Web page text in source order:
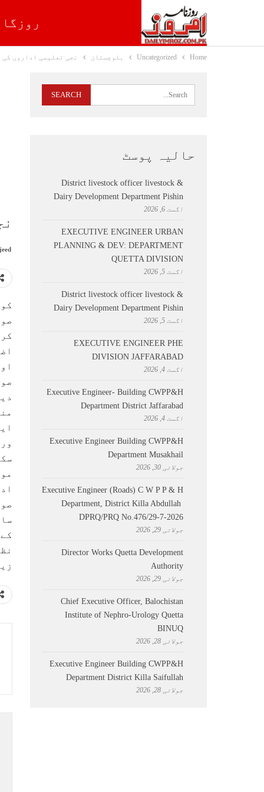
Home
Uncategorized بلوچستان نجی تعلیمی اداروں
حالیہ پوسٹ
District livestock officer livestock &
Dairy Development Department Pishin
اگست 6, 2026
EXECUTIVE ENGINEER URBAN
PLANNING & DEV: DEPARTMENT
QUETTA DIVISION
اگست 5, 2026
District livestock officer livestock &
Dairy Development Department Pishin
اگست 5, 2026
EXECUTIVE ENGINEER PHE
DIVISION JAFFARABAD
اگست 4, 2026
Executive Engineer- Building CWPP&H
Department District Jaffarabad
اگست 4, 2026
Executive Engineer Building CWPP&H
Department Musakhail
جولائی 30, 2026
Executive Engineer (Roads) C W P P & H
Department, District Killa Abdullah ​
DPRQ/PRQ No.476/29-7-2026
جولائی 29, 2026
Director Works Quetta Development
Authority
جولائی 29, 2026
Chief Executive Officer, Balochistan
Institute of Nephro-Urology Quetta
BINUQ
جولائی 28, 2026
Executive Engineer Building CWPP&H
Department District Killa Saifullah
جولائی 28, 2026